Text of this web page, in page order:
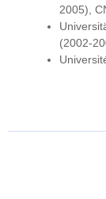
2005),
(2002-